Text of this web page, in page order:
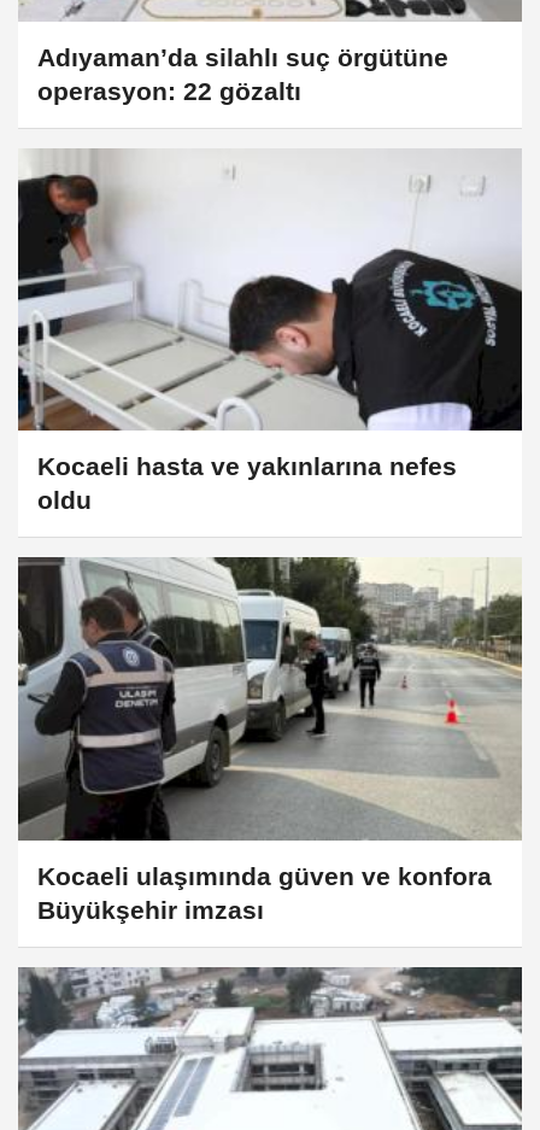
Adıyaman’da silahlı suç örgütüne
operasyon: 22 gözaltı
Kocaeli hasta ve yakınlarına nefes
oldu
Kocaeli ulaşımında güven ve konfora
Büyükşehir imzası